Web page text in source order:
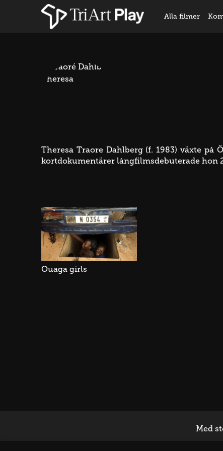
Alla filmer
Theresa Traore Dahlberg (f. 1983) växte
kortdokumentärer långfilmsdebuterade hon
Ouaga girls
Med